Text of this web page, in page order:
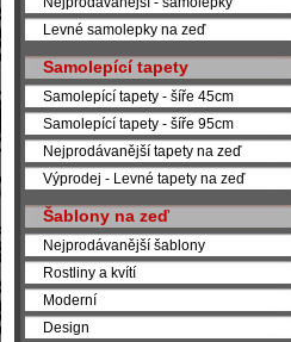
Levné samolepky na zeď
Samolepící tapety
Samolepící tapety - šíře 45cm
Samolepící tapety - šíře 95cm
Nejprodávanější tapety na zeď
Výprodej - Levné tapety na zeď
Šablony na zeď
Nejprodávanější šablony
Rostliny a kvítí
Moderní
Design